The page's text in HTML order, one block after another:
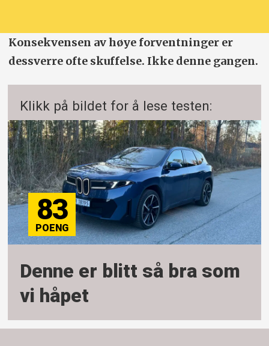
Konsekvensen av høye forventninger er
dessverre ofte skuffelse. Ikke denne gangen.
Klikk på bildet for å lese testen:
83
Denne er blitt så bra som
vi håpet